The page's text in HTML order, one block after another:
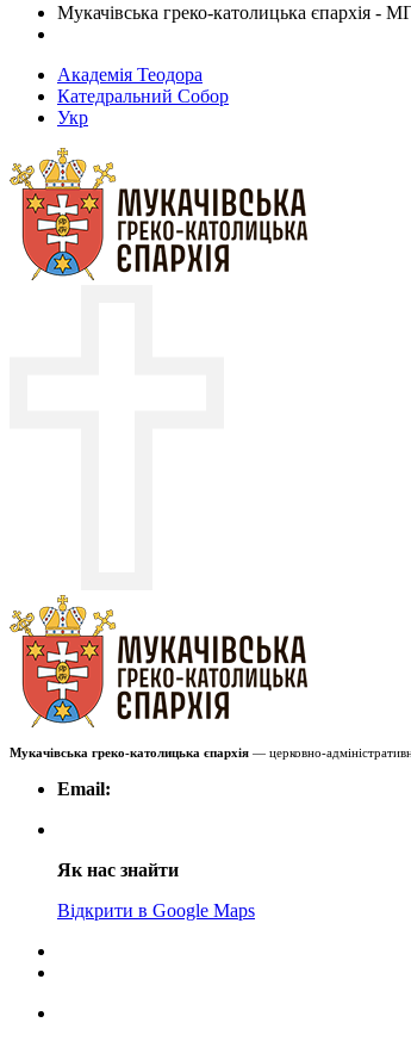
Мукачівська греко-католицька єпархія -
Академія Теодора
Катедральний Собор
Укр
Мукачівська греко-католицька єпархія — церковно-
Email:
Як нас знайти
Відкрити в Google Maps